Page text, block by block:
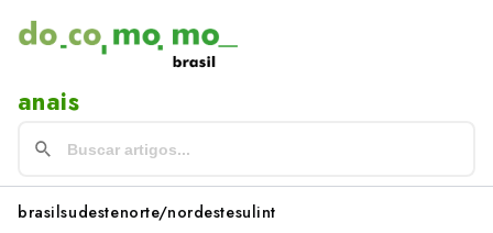
anais
brasilsudestenorte/nordestesulint